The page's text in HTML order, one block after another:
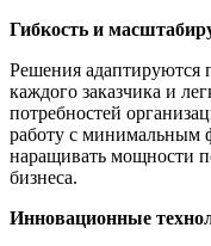
Гибкость и
Решения адаптируются
каждого заказчика и
потребностей
работу с минимальным
наращивать мощности
бизнеса.
Инновационные